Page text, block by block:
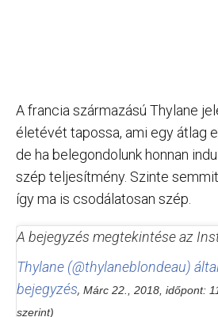
A francia származású Thylane
életévét tapossa, ami egy átlag
de ha belegondolunk honnan
szép teljesítmény. Szinte
így ma is csodálatosan szép.
A bejegyzés megtekintése az
Thylane (@thylaneblondeau)
bejegyzés, Márc 22., 2018, időpont:
szerint)